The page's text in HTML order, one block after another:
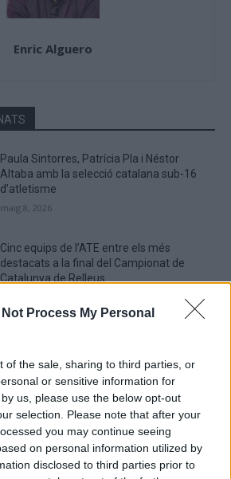
Not Process My Personal
of the sale, sharing to third parties, or
or sensitive information for
us, please use the below opt-out
selection. Please note that after your
you may continue seeing
on personal information utilized by
disclosed to third parties prior to
Enric Alguero
Paula Sintorres, Patrícia Pla i Néstor
Altaba amb la selecció catalana sub-16
d’atletisme
maig 8, 2026
Cinc equips de l’ATE entre els més
destacats a la final del Campionat de
Catalunya de Relleus
abril 15, 2026